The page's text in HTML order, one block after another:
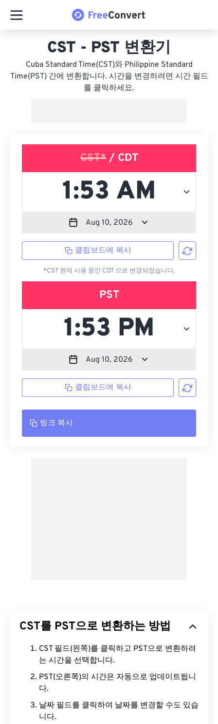
CST - PST 변환기
Cuba Standard Time(CST)와 Philippine Standard
Time(PST) 간에 변환합니다. 시간을 변경하려면 시간 필드
를 클릭하세요.
CST*/ CDT
클립보드에 복사
*CST 현재 사용 중인 CDT 으로 변경되었습니다.
PST
클립보드에 복사
링크 복사
CST를 PST으로 변환하는 방법
CST 필드(왼쪽)를 클릭하고 PST으로 변환하려
는 시간을 선택합니다.
PST(오른쪽)의 시간은 자동으로 업데이트됩니
다.
날짜 필드를 클릭하여 날짜를 변경할 수도 있습
니다.